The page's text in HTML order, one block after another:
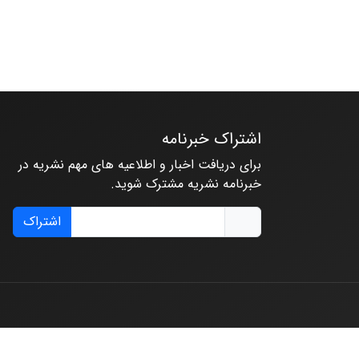
اشتراک خبرنامه
برای دریافت اخبار و اطلاعیه های مهم نشریه در
خبرنامه نشریه مشترک شوید.
اشتراک